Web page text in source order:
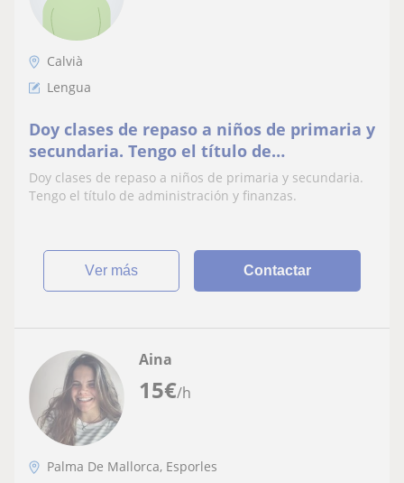
Calvià
Lengua
Doy clases de repaso a niños de primaria y
secundaria. Tengo el título de
administración y finanzas
Doy clases de repaso a niños de primaria y secundaria.
Tengo el título de administración y finanzas.
ver más Contactar
15€/h
Aina
Palma De Mallorca, Esporles